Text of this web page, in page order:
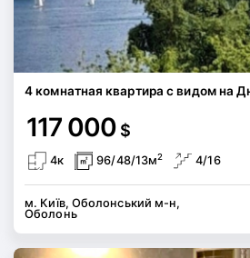
4 комнатная квартира с видом на
117 000 $
4к 96/48/13м2 4/16
м. Київ, Оболонський м-н,
Оболонь